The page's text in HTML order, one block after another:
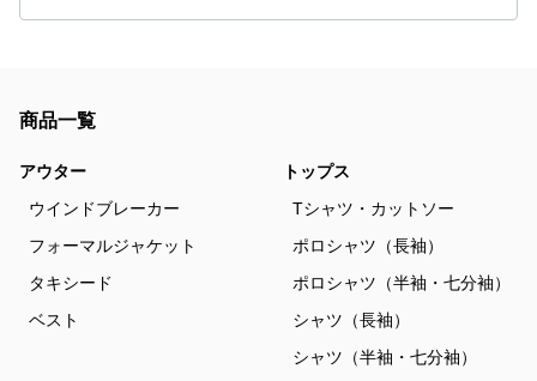
商品一覧
アウター
ウインドブレーカー
フォーマルジャケット
タキシード
ベスト
トップス
Tシャツ・カットソー
ポロシャツ（長袖）
ポロシャツ（半袖・七分袖）
シャツ（長袖）
シャツ（半袖・七分袖）